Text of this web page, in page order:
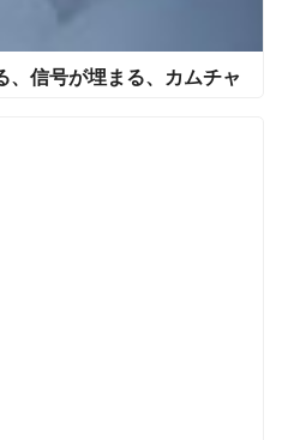
、信号が埋まる、カムチャ